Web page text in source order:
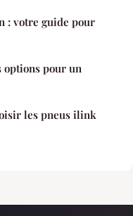
: votre guide pour
options pour un
les pneus ilink